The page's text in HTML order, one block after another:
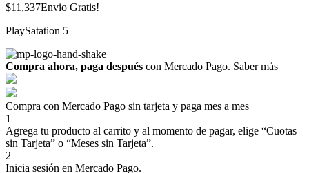
$11,337Envio Gratis!
PlaySatation 5
Compra ahora, paga después con Mercado Pago. Saber más
Compra con Mercado Pago sin tarjeta y paga mes a mes
1
Agrega tu producto al carrito y al momento de pagar, elige “Cuotas
sin Tarjeta” o “Meses sin Tarjeta”.
2
Inicia sesión en Mercado Pago.